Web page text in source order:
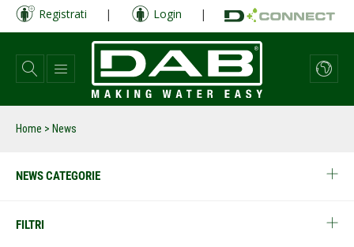
Salta
contenuto
principale
Registrati | Login |
Home > News
NEWS CATEGORIE
FILTRI